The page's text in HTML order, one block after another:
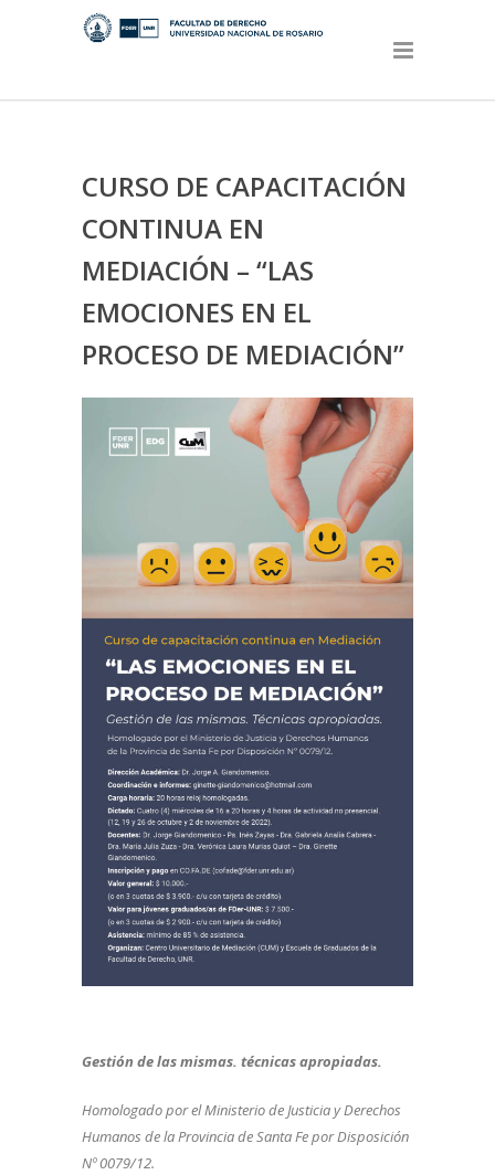
CURSO DE CAPACITACIÓN
CONTINUA EN
MEDIACIÓN – “LAS
EMOCIONES EN EL
PROCESO DE MEDIACIÓN”
Gestión de las mismas. técnicas apropiadas.
Homologado por el Ministerio de Justicia y Derechos
Humanos de la Provincia de Santa Fe por Disposición
Nº 0079/12.